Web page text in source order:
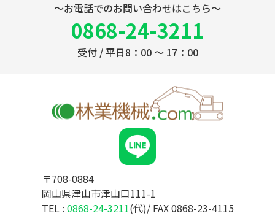
～お電話でのお問い合わせはこちら～
0868-24-3211
受付 / 平日8：00 ～ 17：00
〒708-0884
岡山県津山市津山口111-1
TEL : 0868-24-3211(代)/ FAX 0868-23-4115